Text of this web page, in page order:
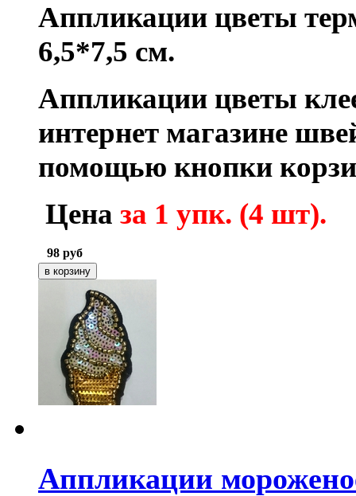
Аппликации цветы
6,5*7,5 см.
Аппликации цветы
интернет магазине
помощью кнопки
Цена за 1 упк. (4 шт).
98 руб
Аппликации